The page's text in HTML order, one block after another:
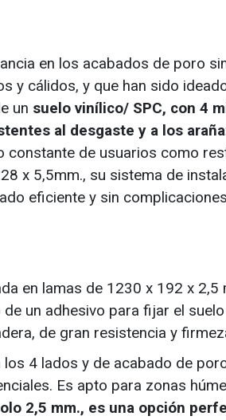
en los acabados de poro
y cálidos, y que han sido
un suelo vinílico/ SPC, con 4
al desgaste y a los
de usuarios como
x 5,5mm., su sistema de
eficiente y sin
en lamas de 1230 x 192 x 2,5
un adhesivo para fijar el
de gran resistencia y
4 lados y de acabado de
Es apto para zonas
2,5 mm., es una opción